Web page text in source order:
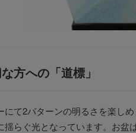
方への「道標」
にて2パターンの明るさを楽し
揺らぐ光となっています。お盆